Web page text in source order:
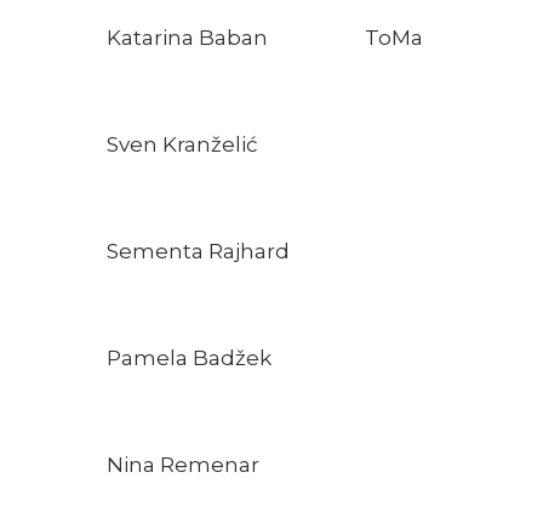
Katarina Baban ToMa
Sven Kranželić
Sementa Rajhard
Pamela Badžek
Nina Remenar